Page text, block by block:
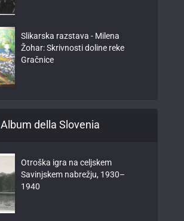
Slikarska razstava - Milena
Žohar: Skrivnosti doline reke
Gračnice
Album della Slovenia
Otroška igra na celjskem
Savinjskem nabrežju, 1930–
1940